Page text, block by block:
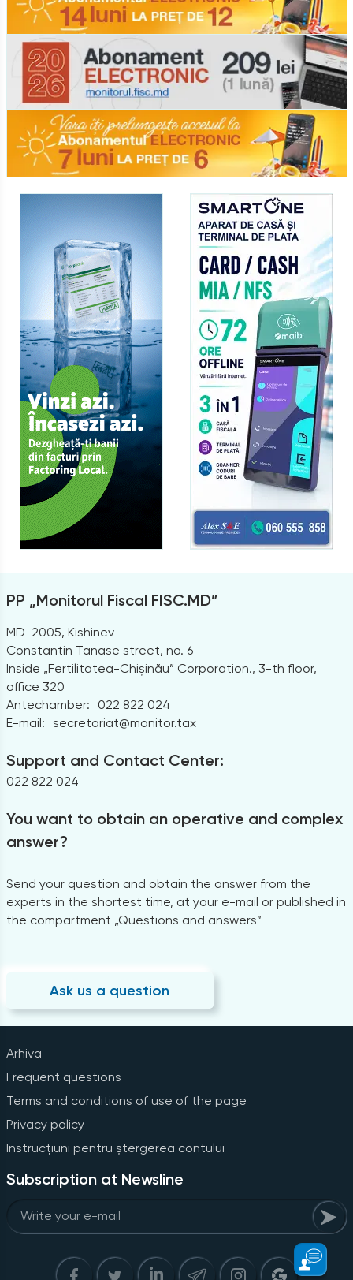
PP „Monitorul Fiscal FISC.MD”
MD-2005, Kishinev
Constantin Tanase street, no. 6
Inside „Fertilitatea-Chișinău” Corporation., 3-th floor,
office 320
Antechamber:
022 822 024
E-mail: secretariat@monitor.tax
Support and Contact Center:
022 822 024
You want to obtain an operative and complex
answer?
Send your question and obtain the answer from the
experts in the shortest time, at your e-mail or published in
the compartment „Questions and answers”
Ask us a question
Arhiva
Frequent questions
Terms and conditions of use of the page
Privacy policy
Instrucțiuni pentru ștergerea contului
Subscription at Newsline